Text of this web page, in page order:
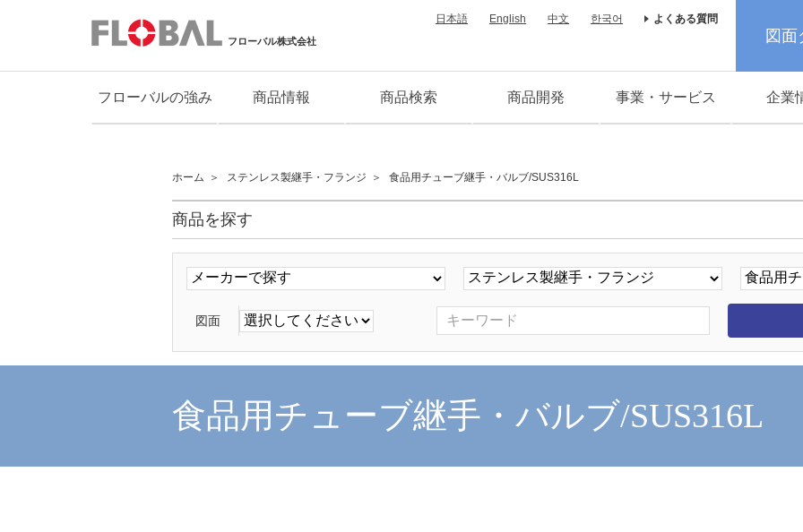
フローバル株式会社
日本語 English 中文 한국어 よくある質問
図
フローバルの強み 商品情報 商品検索 商品開発 事業・サービス 企業
ホーム ステンレス製継手・フランジ 食品用チューブ継手・バルブ/SUS316L
商品を探す
図面
食品用チューブ継手・バルブ/SUS316L